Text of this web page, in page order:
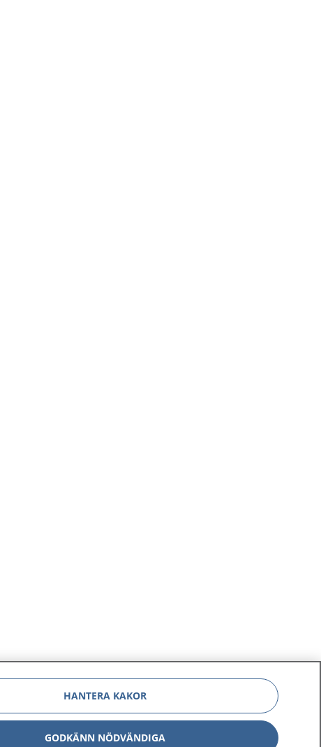
HANTERA KAKOR
GODKÄNN NÖDVÄNDIGA